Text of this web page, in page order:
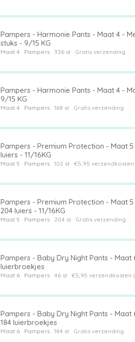
Pampers - Harmonie Pants - Maat 4 -
stuks - 9/15 KG
Maat 4 Pampers336 st Gratis verzending
Pampers - Harmonie Pants - Maat 4 -
9/15 KG
Maat 4 Pampers168 st Gratis verzending
Pampers - Premium Protection - Maat 5
luiers - 11/16KG
Maat 5 Pampers102 st €5,95
Pampers - Premium Protection - Maat
204 luiers - 11/16KG
Maat 5 Pampers204 st Gratis verzending
Pampers - Baby Dry Night Pants - Maat
luierbroekjes
Maat 6 Pampers46 st €5,95 verzendkosten
Pampers - Baby Dry Night Pants -
184 luierbroekjes
Maat 6 Pampers184 st Gratis verzending